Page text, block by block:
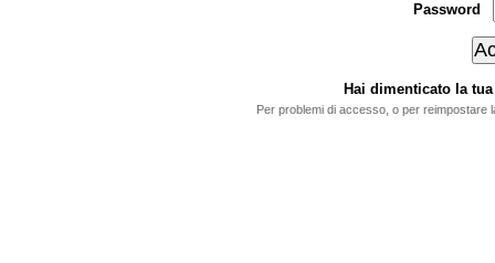
Password
Hai dimenticato la
Per problemi di accesso, o per reimpostare